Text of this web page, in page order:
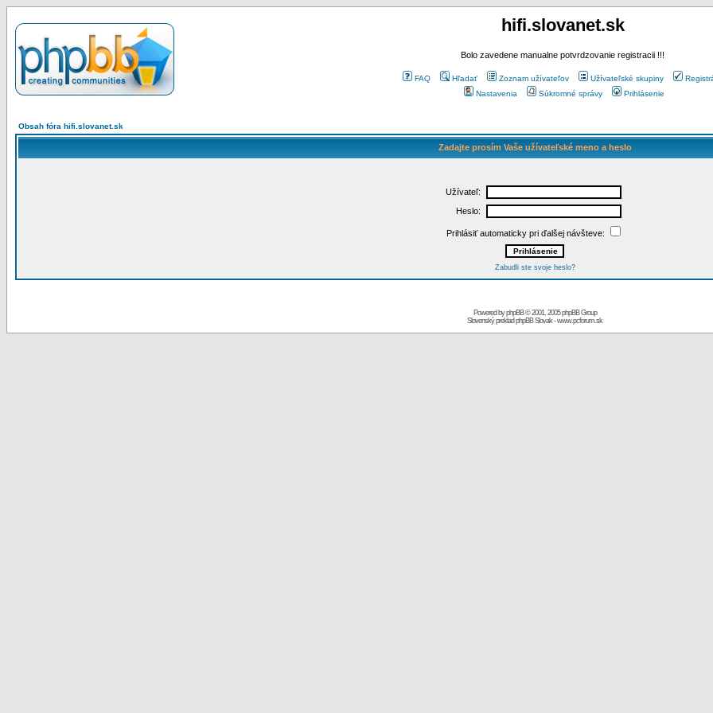
hifi.slovanet.sk
Bolo zavedene manualne potvrdzovanie registracii !!!
FAQ Hľadať Zoznam užívateľov Užívateľské skupiny
Nastavenia
Súkromné správy Prihlásenie
Obsah fóra hifi.slovanet.sk
Zadajte prosím Vaše užívateľské meno a heslo
Užívateľ:
Heslo:
Prihlásiť automaticky pri ďalšej návšteve:
Zabudli ste svoje heslo?
Powered byphpBB© 2001, 2005 phpBB Group
Slovenský preklad phpBB Slovak-www.pcforum.sk